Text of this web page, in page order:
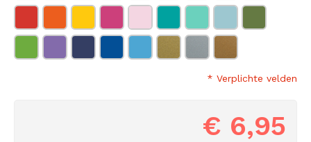
* Verplichte velden
€ 6,95